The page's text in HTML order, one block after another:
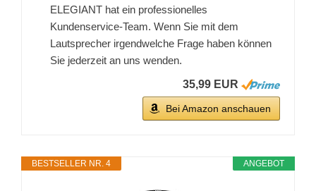
ELEGIANT hat ein professionelles
Kundenservice-Team. Wenn Sie mit dem
Lautsprecher irgendwelche Frage haben können
Sie jederzeit an uns wenden.
35,99 EUR
Bei Amazon anschauen
ANGEBOT
BESTSELLER NR. 4